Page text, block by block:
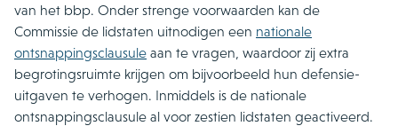
van het bbp. Onder strenge voorwaarden kan de
Commissie de lidstaten uitnodigen een nationale
ontsnappingsclausule aan te vragen, waardoor zij extra
begrotingsruimte krijgen om bijvoorbeeld hun defensie-
uitgaven te verhogen. Inmiddels is de nationale
ontsnappingsclausule al voor zestien lidstaten geactiveerd.